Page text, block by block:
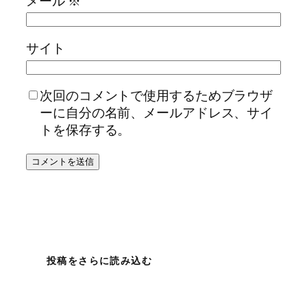
サイト
次回のコメントで使用するためブラウザ
ーに自分の名前、メールアドレス、サイ
トを保存する。
投稿をさらに読み込む